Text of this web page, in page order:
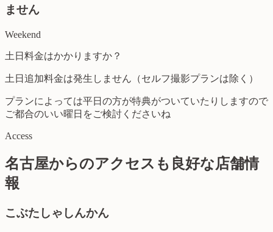
ません
Weekend
土日料金はかかりますか？
土日追加料金は発生しません（セルフ撮影プランは除く）
プランによっては平日の方が特典がついていたりしますので
ご都合のいい曜日をご検討くださいね
Access
名古屋からのアクセスも良好な店舗情
報
こぶたしゃしんかん